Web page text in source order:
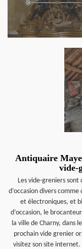
Antiquaire
vide-
Les vide-greniers sont
d’occasion divers
et électroniques, et
d’occasion, le
la ville de Charny, dans
prochain vide grenier
visitez son site internet.